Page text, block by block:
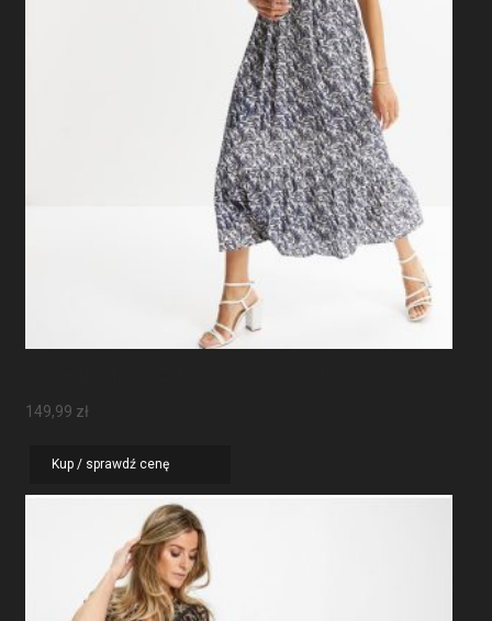
149,99 zł
Kup / sprawdź cenę